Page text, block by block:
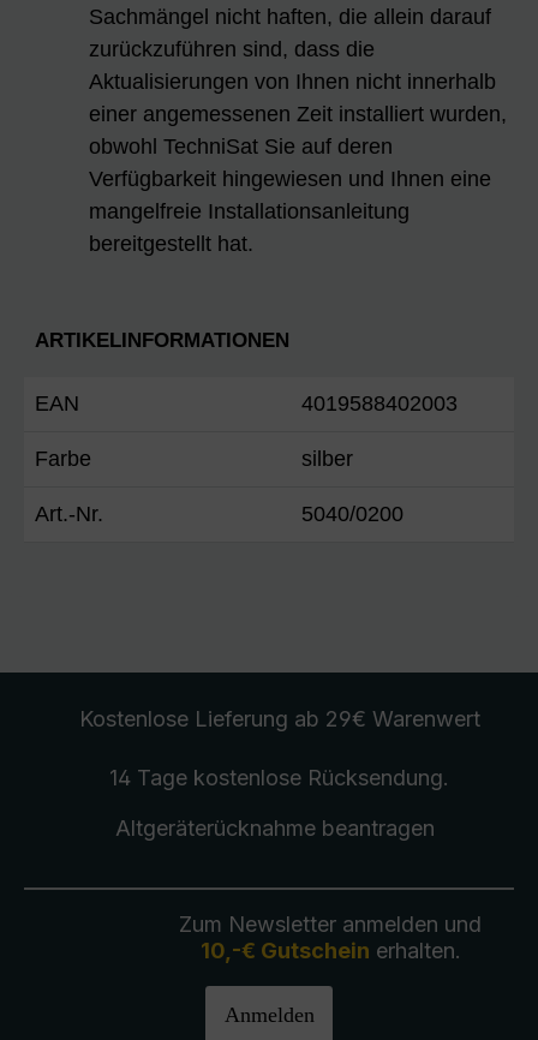
Sachmängel nicht haften, die allein darauf
zurückzuführen sind, dass die
Aktualisierungen von Ihnen nicht innerhalb
einer angemessenen Zeit installiert wurden,
obwohl TechniSat Sie auf deren
Verfügbarkeit hingewiesen und Ihnen eine
mangelfreie Installationsanleitung
bereitgestellt hat.
ARTIKELINFORMATIONEN
EAN 4019588402003
Farbe silber
Art.-Nr. 5040/0200
Kostenlose Lieferung ab 29€ Warenwert
14 Tage kostenlose Rücksendung.
Altgeräterücknahmebeantragen
Zum Newsletter anmelden und
10,-€ Gutschein erhalten.
Anmelden